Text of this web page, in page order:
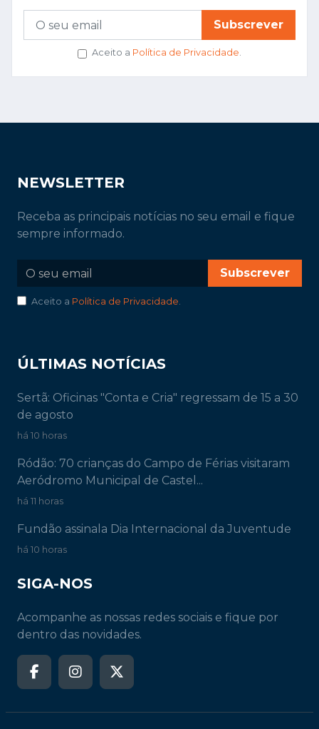
Subscrever
Aceito a Política de Privacidade.
NEWSLETTER
Receba as principais notícias no seu email e fique
sempre informado.
Subscrever
Aceito a Política de Privacidade.
ÚLTIMAS NOTÍCIAS
Sertã: Oficinas "Conta e Cria" regressam de 15 a 30
de agosto
há 10 horas
Ródão: 70 crianças do Campo de Férias visitaram
Aeródromo Municipal de Castel...
há 11 horas
Fundão assinala Dia Internacional da Juventude
há 10 horas
SIGA-NOS
Acompanhe as nossas redes sociais e fique por
dentro das novidades.